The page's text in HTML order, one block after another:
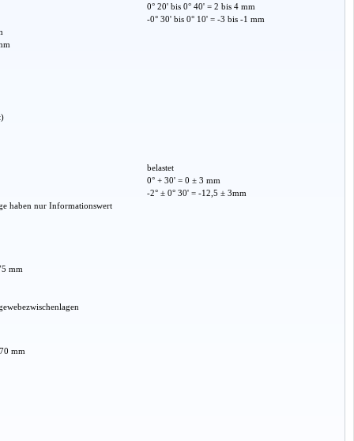
0° 20' bis 0° 40' = 2 bis 4 mm
-0° 30' bis 0° 10' = -3 bis -1 mm
belastet
0° + 30' = 0 ± 3 mm
-2° ± 0° 30' = -12,5 ± 3mm
haben nur Informationswert
mm
mm